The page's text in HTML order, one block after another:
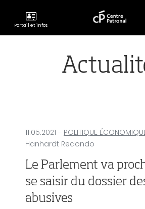
Portail et infos
CENTRE
11.05.2021 - POLITIQUE
Hanhardt Redondo
Le Parlement va
se saisir du dossier
abusives